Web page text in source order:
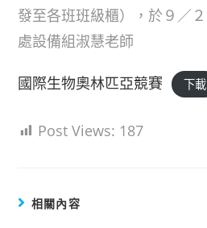
發至各班班級櫃），於９／
處設備組淑慧老師
國際生物奧林匹亞競賽 下載
Post Views: 187
相關內容